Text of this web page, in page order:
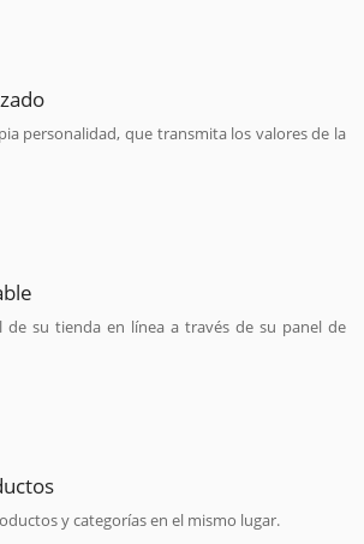
personalidad, que transmita los valores de la
de su tienda en línea a través de su panel de
y categorías en el mismo lugar.